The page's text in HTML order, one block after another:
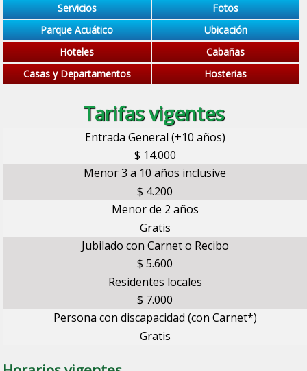
Servicios
Fotos
Parque Acuático
Ubicación
Hoteles
Cabañas
Casas y Departamentos
Hosterias
Tarifas vigentes
Entrada General (+10 años)
$ 14.000
Menor 3 a 10 años inclusive
$ 4.200
Menor de 2 años
Gratis
Jubilado con Carnet o Recibo
$ 5.600
Residentes locales
$ 7.000
Persona con discapacidad (con Carnet*)
Gratis